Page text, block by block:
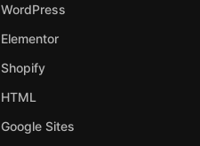
WordPress
Elementor
Shopify
HTML
Google Sites